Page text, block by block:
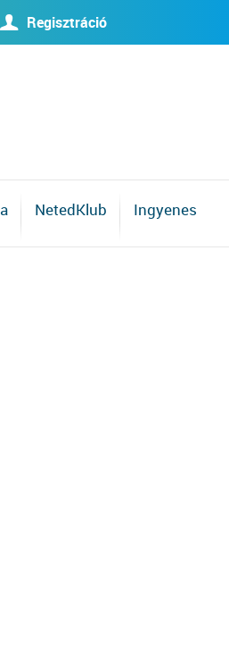
U Regisztráció
NetedKlub Ingyenes